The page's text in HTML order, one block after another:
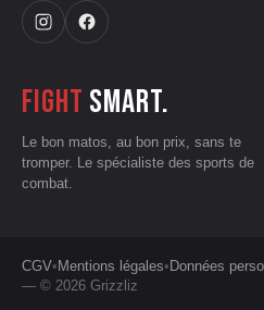
Fight smart.
Le bon matos, au bon prix, sans te
tromper. Le spécialiste des sports de
combat.
CGV• Mentions légales• Données
— © 2026 Grizzliz